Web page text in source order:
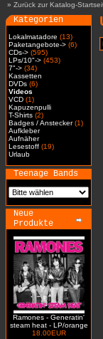
» Zurück zur Katalog-
Kategorien
Lokalmatadore (13)
Paketangebote-> (6)
CDs-> (595)
LPs/10"-> (453)
7"-> (34)
Kassetten
DVDs (6)
Videos
VCD (1)
Kapuzenpulli
T-Shirts (2)
Badges / Anstecker(1)
Aufkleber
Aufnäher
Lesestoff (19)
Urlaub
Teenage Bands
Neue
Produkte
Ramones - Generatin'
steam heat - LP/orange
18.00EUR